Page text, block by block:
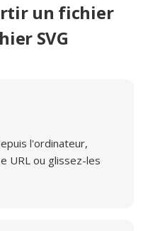
un fichier
SVG
l'ordinateur,
URL ou glissez-les